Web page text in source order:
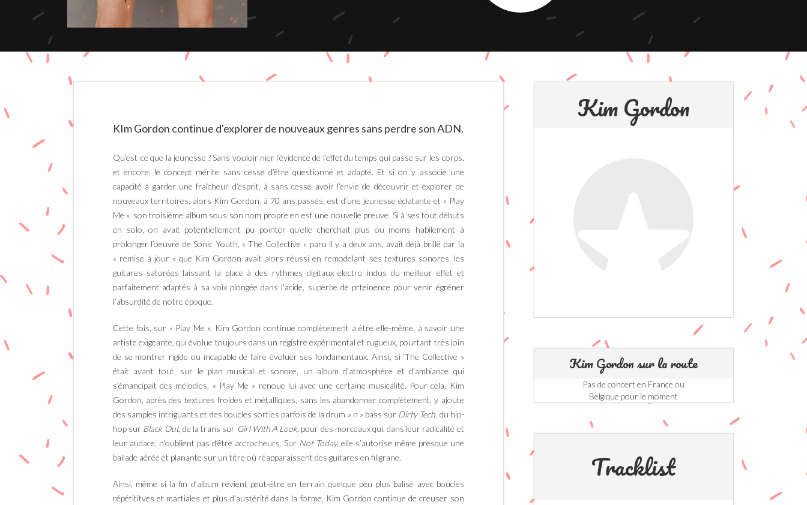
KIm Gordon continue d'explorer de nouveaux genres sans perdre son ADN.
Qu’est-ce que la jeunesse ? Sans vouloir nier l’évidence de l’effet du temps qui passe sur les corps,
et encore, le concept mérite sans cesse d’être questionné et adapté. Et si on y associe une
capacité à garder une fraîcheur d’esprit, à sans cesse avoir l’envie de découvrir et explorer de
nouveaux territoires, alors Kim Gordon, à 70 ans passés, est d’une jeunesse éclatante et « Play
Me », son troisième album sous son nom propre en est une nouvelle preuve. Si à ses tout débuts
en solo, on avait potentiellement pu pointer qu’elle cherchait plus ou moins habilement à
prolonger l’oeuvre de Sonic Youth, « The Collective » paru il y a deux ans, avait déjà brillé par la
« remise à jour » que Kim Gordon avait alors réussi en remodelant ses textures sonores, les
guitares saturées laissant la place à des rythmes digitaux electro indus du meilleur effet et
parfaitement adaptés à sa voix plongée dans l’acide, superbe de prteinence pour venir égréner
l’absurdité de notre époque.
Cette fois, sur « Play Me », Kim Gordon continue complètement à être elle-même, à savoir une
artiste exigeante, qui évolue toujours dans un registre expérimental et rugueux, pourtant très loin
de se montrer rigide ou incapable de faire évoluer ses fondamentaux. Ainsi, si ‘The Collective »
était avant tout, sur le plan musical et sonore, un album d’atmosphère et d’ambiance qui
s’émancipait des mélodies, « Play Me » renoue lui avec une certaine musicalité. Pour cela, Kim
Gordon, après des textures froides et métalliques, sans les abandonner complètement, y ajoute
des samples intriguants et des boucles sorties parfois de la drum » n » bass sur Dirty Tech, du hip-
hop sur Black Out, de la trans sur Girl With A Look, pour des morceaux qui, dans leur radicalité et
leur audace, n’oublient pas d’être accrocheurs. Sur Not Today, elle s’autorise même presque une
ballade aérée et planante sur un titre où réapparaissent des guitares en filigrane.
Ainsi, même si la fin d’album revient peut-être en terrain quelque peu plus balisé avec boucles
répétititves et martiales et plus d’austérité dans la forme, Kim Gordon continue de creuser son
Kim Gordon
Kim Gordon sur la route
Pas de concert en France ou
Belgique pour le moment
Tracklist